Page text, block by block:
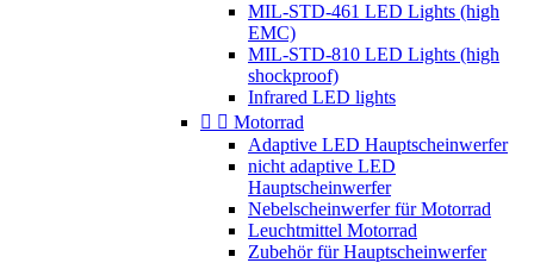
MIL-STD-461 LED Lights (high
EMC)
MIL-STD-810 LED Lights (high
shockproof)
Infrared LED lights
  Motorrad
Adaptive LED Hauptscheinwerfer
nicht adaptive LED
Hauptscheinwerfer
Nebelscheinwerfer für Motorrad
Leuchtmittel Motorrad
Zubehör für Hauptscheinwerfer